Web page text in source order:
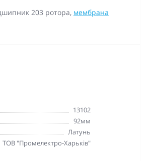
203 ротора, мембрана
13102
92мм
Латунь
ТОВ "Промелектро-Харьків"